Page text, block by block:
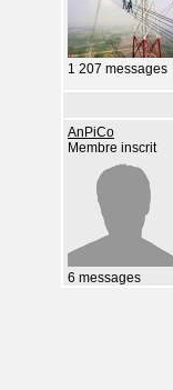
1 207 messages
AnPiCo
Membre inscrit
6 messages